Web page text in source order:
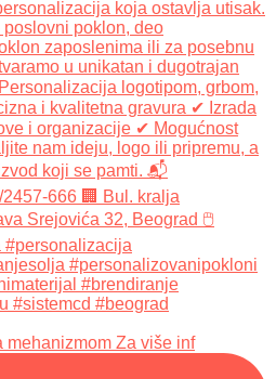
mehanizmom Za više inf